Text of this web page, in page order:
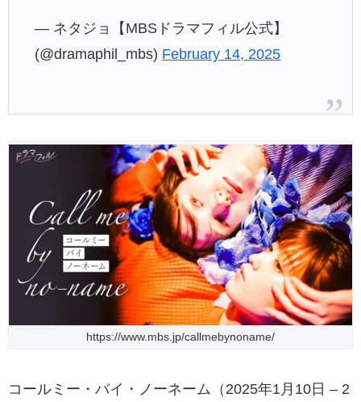
— ネタジョ【MBSドラマフィル公式】
(@dramaphil_mbs) February 14, 2025
https://www.mbs.jp/callmebynoname/
コールミー・バイ・ノーネーム（2025年1月10日 – 2